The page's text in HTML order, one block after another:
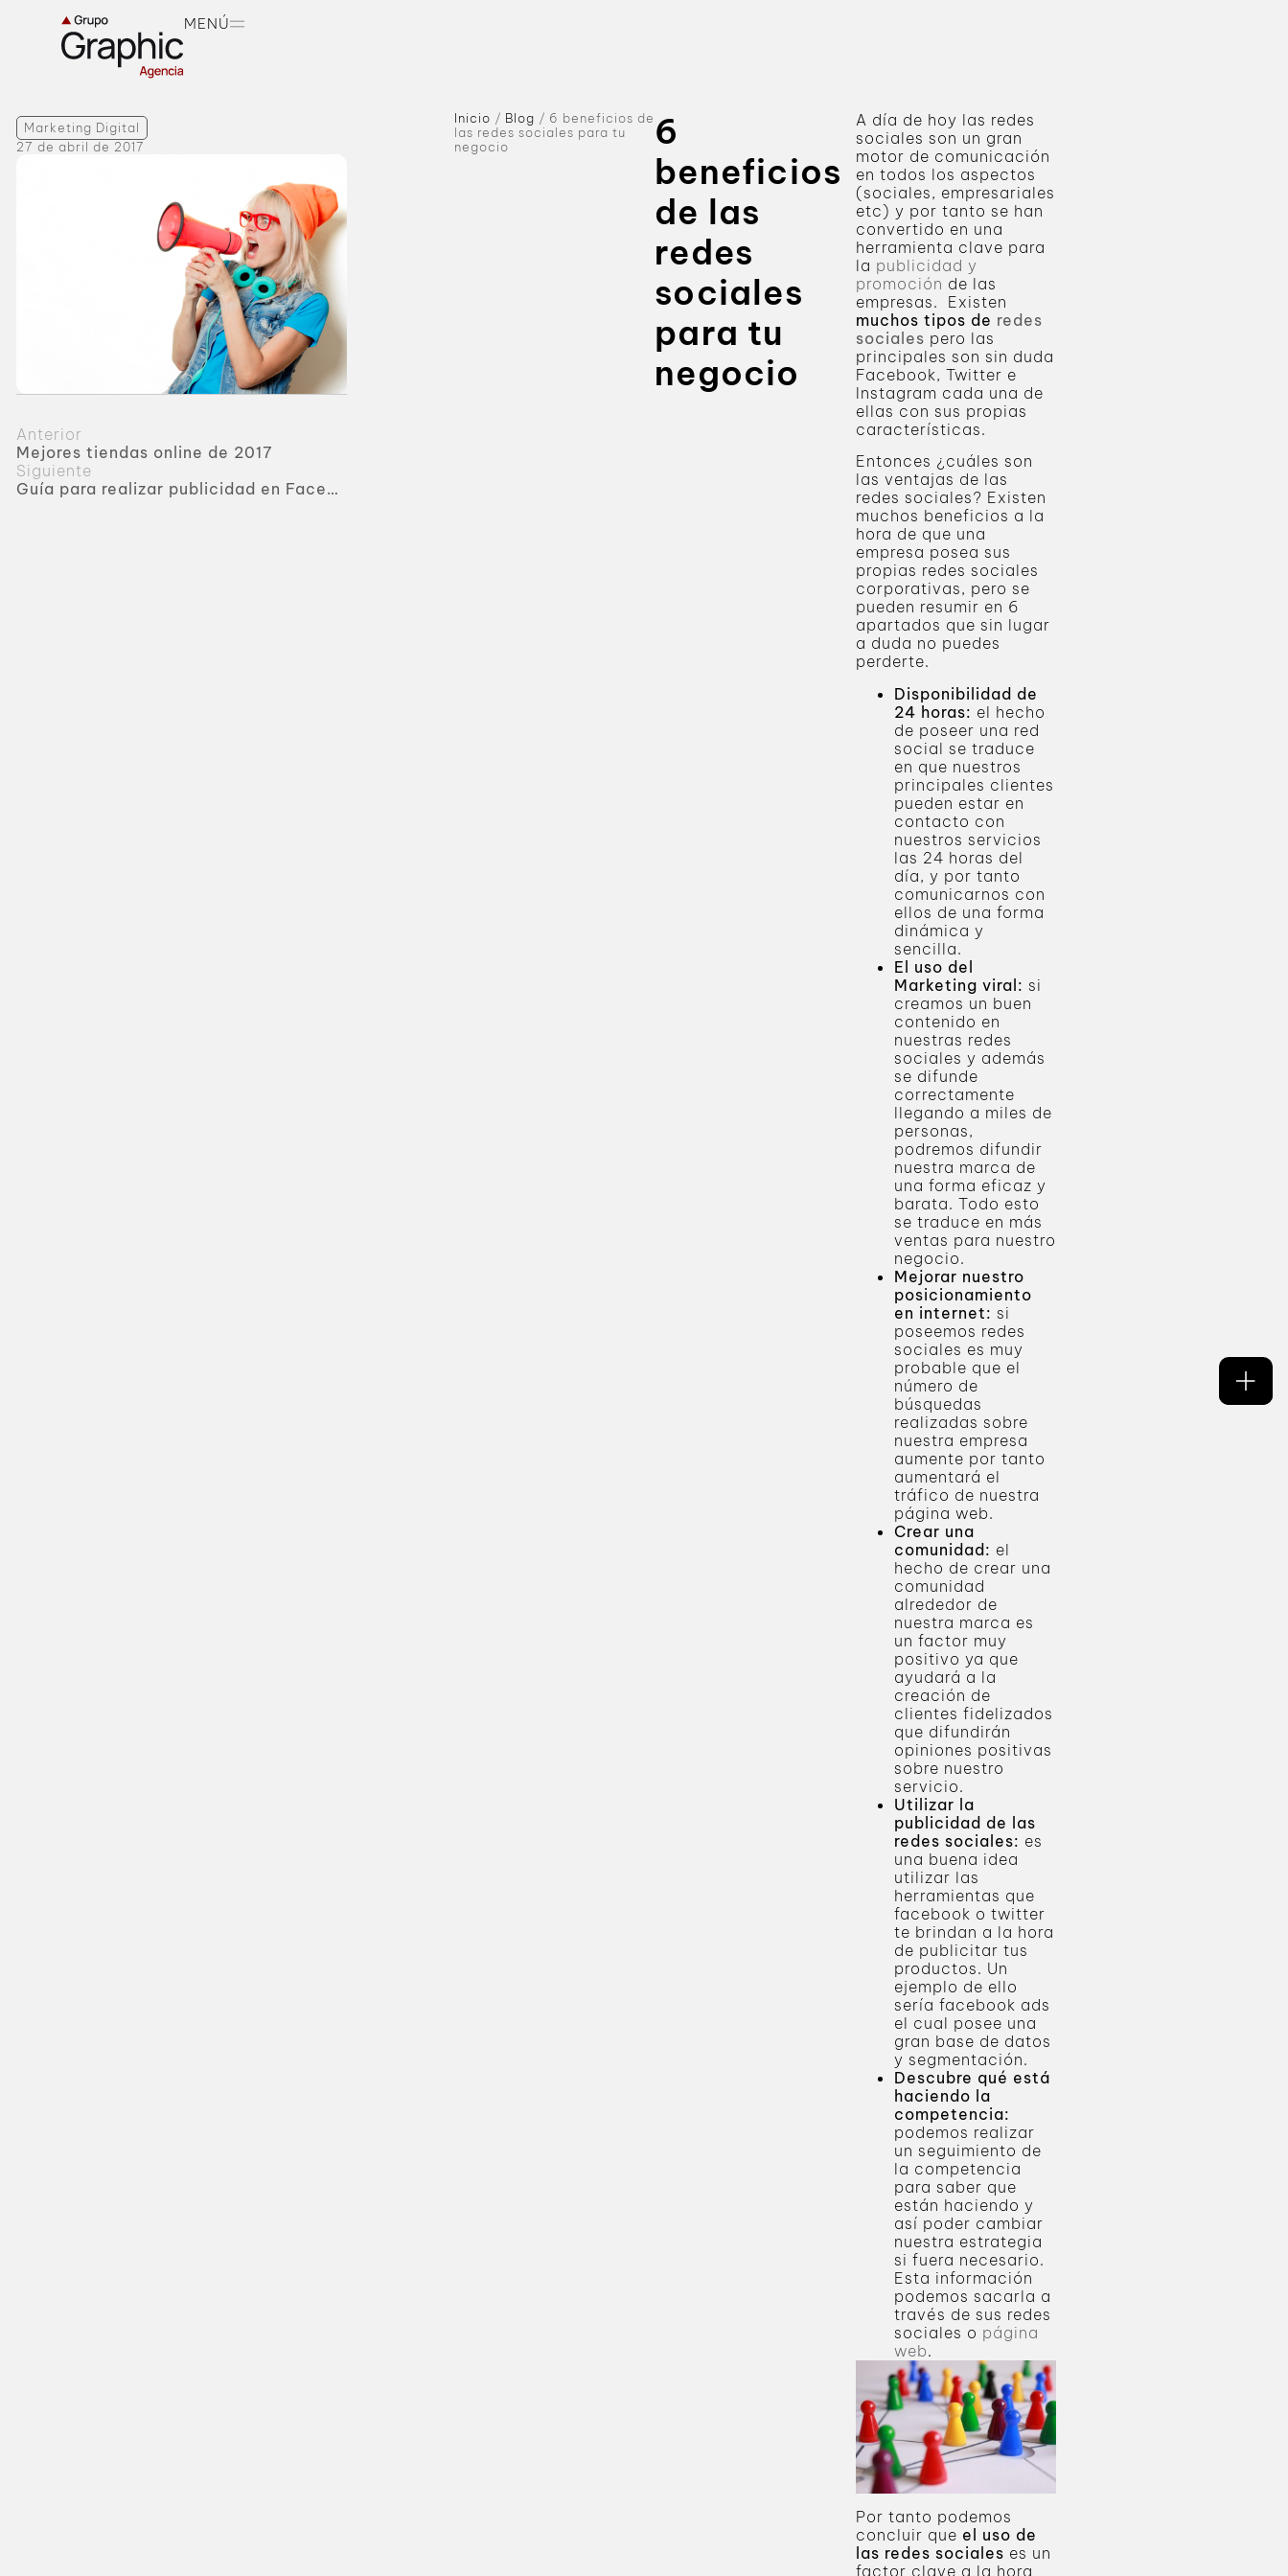
MENÚ
Marketing Digital
27 de abril de 2017
Anterior
Mejores tiendas online de 2017
Siguiente
Guía para realizar publicidad en Facebook efectiva
Inicio / Blog / 6 beneficios de
las redes sociales para tu
negocio
6
beneficios
de las
redes
sociales
para tu
negocio
A día de hoy las redes
sociales son un gran
motor de comunicación
en todos los aspectos
(sociales, empresariales
etc) y por tanto se han
convertido en una
herramienta clave para
la publicidad y
promoción de las
empresas. Existen
muchos tipos de redes
sociales pero las
principales son sin duda
Facebook, Twitter e
Instagram cada una de
ellas con sus propias
características.
Entonces ¿cuáles son
las ventajas de las
redes sociales? Existen
muchos beneficios a la
hora de que una
empresa posea sus
propias redes sociales
corporativas, pero se
pueden resumir en 6
apartados que sin lugar
a duda no puedes
perderte.
Disponibilidad de
24 horas: el hecho
de poseer una red
social se traduce
en que nuestros
principales clientes
pueden estar en
contacto con
nuestros servicios
las 24 horas del
día, y por tanto
comunicarnos con
ellos de una forma
dinámica y
sencilla.
El uso del
Marketing viral: si
creamos un buen
contenido en
nuestras redes
sociales y además
se difunde
correctamente
llegando a miles de
personas,
podremos difundir
nuestra marca de
una forma eficaz y
barata. Todo esto
se traduce en más
ventas para nuestro
negocio.
Mejorar nuestro
posicionamiento
en internet: si
poseemos redes
sociales es muy
probable que el
número de
búsquedas
realizadas sobre
nuestra empresa
aumente por tanto
aumentará el
tráfico de nuestra
página web.
Crear una
comunidad: el
hecho de crear una
comunidad
alrededor de
nuestra marca es
un factor muy
positivo ya que
ayudará a la
creación de
clientes fidelizados
que difundirán
opiniones positivas
sobre nuestro
servicio.
Utilizar la
publicidad de las
redes sociales: es
una buena idea
utilizar las
herramientas que
facebook o twitter
te brindan a la hora
de publicitar tus
productos. Un
ejemplo de ello
sería facebook ads
el cual posee una
gran base de datos
y segmentación.
Descubre qué está
haciendo la
competencia:
podemos realizar
un seguimiento de
la competencia
para saber que
están haciendo y
así poder cambiar
nuestra estrategia
si fuera necesario.
Esta información
podemos sacarla a
través de sus redes
sociales o página
web.
Por tanto podemos
concluir que el uso de
las redes sociales es un
factor clave a la hora